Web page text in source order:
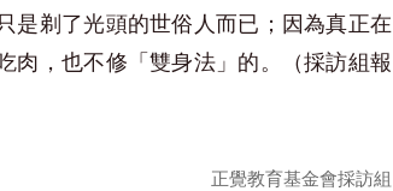
是剃了光頭的世俗人而已；因為真正在
肉，也不修「雙身法」的。（採訪組報
正覺教育基金會採訪組